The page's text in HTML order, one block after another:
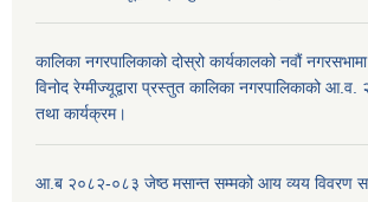
कालिका नगरपालिकाको दोस्रो कार्यकालको नवौं
विनोद रेग्मीज्यूद्वारा प्रस्तुत कालिका नगरपालिकाको
तथा कार्यक्रम।
आ.ब २०८२-०८३ जेष्ठ मसान्त सम्मको आय व्यय विवरण